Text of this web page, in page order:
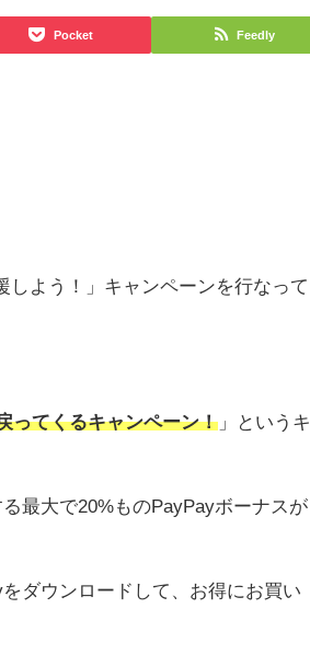
Pocket Feedly
しよう！」キャンペーンを行なって
ってくるキャンペーン！ 」というキ
最大で20%ものPayPayボーナスが
ダウンロードして、お得にお買い